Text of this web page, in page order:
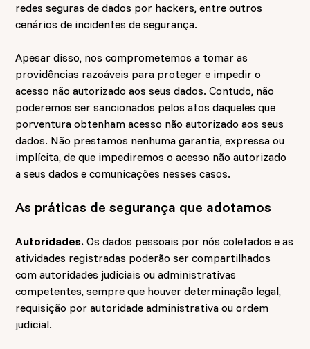
redes seguras de dados por hackers, entre outros
cenários de incidentes de segurança.
Apesar disso, nos comprometemos a tomar as
providências razoáveis para proteger e impedir o
acesso não autorizado aos seus dados. Contudo, não
poderemos ser sancionados pelos atos daqueles que
porventura obtenham acesso não autorizado aos seus
dados. Não prestamos nenhuma garantia, expressa ou
implícita, de que impediremos o acesso não autorizado
a seus dados e comunicações nesses casos.
As práticas de segurança que adotamos
Autoridades.Os dados pessoais por nós coletados e as
atividades registradas poderão ser compartilhados
com autoridades judiciais ou administrativas
competentes, sempre que houver determinação legal,
requisição por autoridade administrativa ou ordem
judicial.